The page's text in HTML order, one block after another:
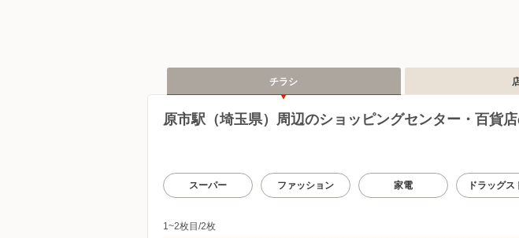
チラシ
原市駅（埼玉県）周辺のショッピングセンター・百貨
スーパー ファッション 家電 ドラッグス
1~2枚目/2枚